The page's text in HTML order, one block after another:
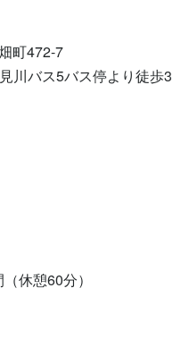
町472-7
川バス5バス停より徒歩3
休憩60分）